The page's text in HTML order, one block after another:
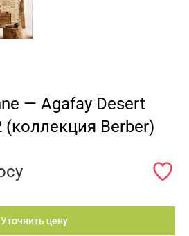
— Agafay Desert
(коллекция Berber)
Уточнить цену